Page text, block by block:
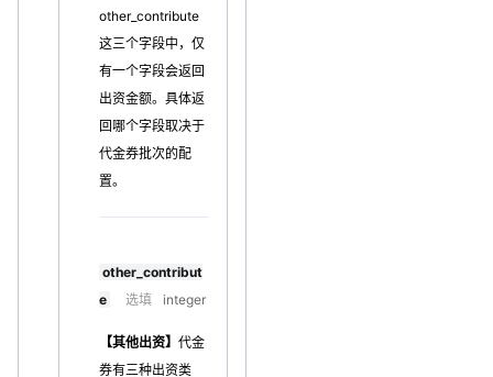
other_contribute
这三个字段中，仅
有一个字段会返回
出资金额。具体返
回哪个字段取决于
代金券批次的配
置。
other_contribut
e
选填 integer
【其他出资】 代金
券有三种出资类